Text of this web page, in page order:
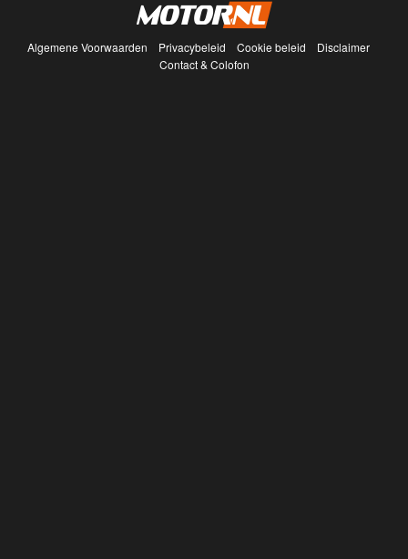
Algemene Voorwaarden Privacybeleid Cookie beleid
Disclaimer
Contact & Colofon